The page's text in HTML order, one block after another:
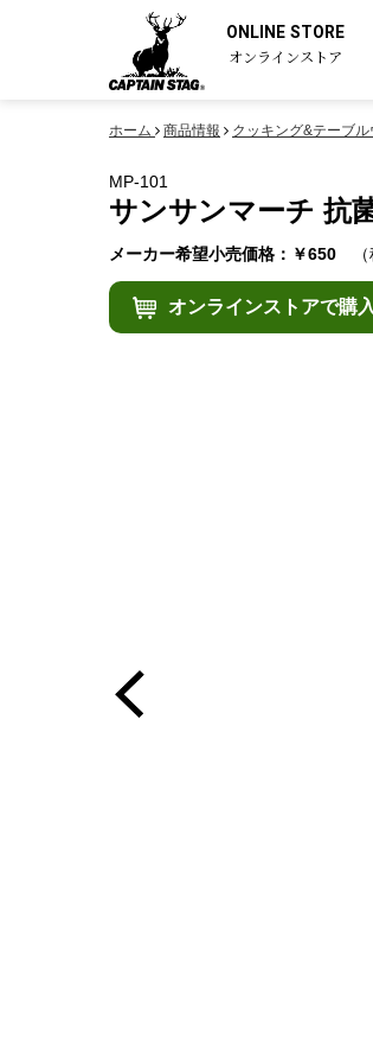
ONLINE STORE
オンラインストア
ホーム 商品情報 クッキング&テーブル
MP-101
サンサンマーチ 抗
メーカー希望小売価格：￥650
オンラインストアで購入